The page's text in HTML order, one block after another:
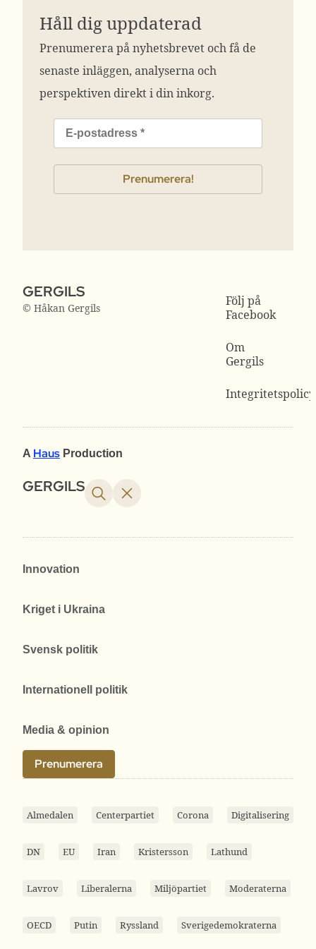
Håll dig uppdaterad
Prenumerera på nyhetsbrevet och få de
senaste inläggen, analyserna och
perspektiven direkt i din inkorg.
GERGILS
© Håkan Gergils
Följ på
Facebook
Om
Gergils
Integritetspolicy
A Haus Production
GERGILS
Innovation
Kriget i Ukraina
Svensk politik
Internationell politik
Media & opinion
Prenumerera
Almedalen Centerpartiet Corona Digitalisering
DN EU Iran Kristersson Lathund
Lavrov Liberalerna Miljöpartiet Moderaterna
OECD Putin Ryssland Sverigedemokraterna